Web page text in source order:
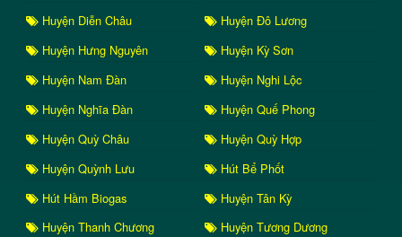
Huyện Diễn Châu
Huyện Đô Lương
Huyện Hưng Nguyên
Huyện Kỳ Sơn
Huyện Nam Đàn
Huyện Nghi Lộc
Huyện Nghĩa Đàn
Huyện Quế Phong
Huyện Quỳ Châu
Huyện Quỳ Hợp
Huyện Quỳnh Lưu
Hút Bể Phốt
Hút Hầm Biogas
Huyện Tân Kỳ
Huyện Thanh Chương
Huyện Tương Dương